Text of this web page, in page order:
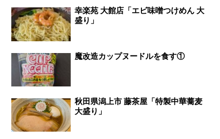
幸楽苑 大館店「エビ味噌つけめん 大
盛り」
魔改造カップヌードルを食す①
秋田県潟上市 藤茶屋「特製中華蕎麦
大盛り」